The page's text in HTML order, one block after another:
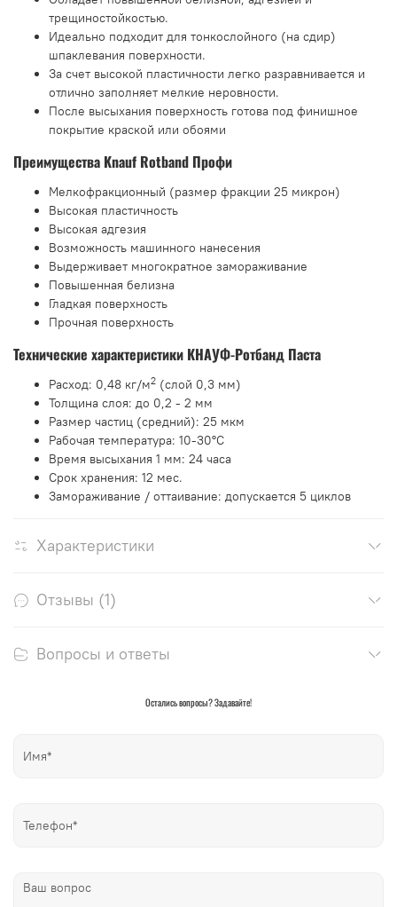
трещиностойкостью.
Идеально подходит для тонкослойного (на сдир)
шпаклевания поверхности.
За счет высокой пластичности легко разравнивается и
отлично заполняет мелкие неровности.
После высыхания поверхность готова под финишное
покрытие краской или обоями
Преимущества Knauf Rotband Профи
Мелкофракционный (размер фракции 25 микрон)
Высокая пластичность
Высокая адгезия
Возможность машинного нанесения
Выдерживает многократное замораживание
Повышенная белизна
Гладкая поверхность
Прочная поверхность
Технические характеристики КНАУФ-Ротбанд Паста
Расход: 0,48 кг/м2 (слой 0,3 мм)
Толщина слоя: до 0,2 - 2 мм
Размер частиц (средний): 25 мкм
Рабочая температура: 10-30°С
Время высыхания 1 мм: 24 часа
Срок хранения: 12 мес.
Замораживание / оттаивание: допускается 5 циклов
Характеристики
Отзывы (1)
Вопросы и ответы
Остались вопросы? Задавайте!